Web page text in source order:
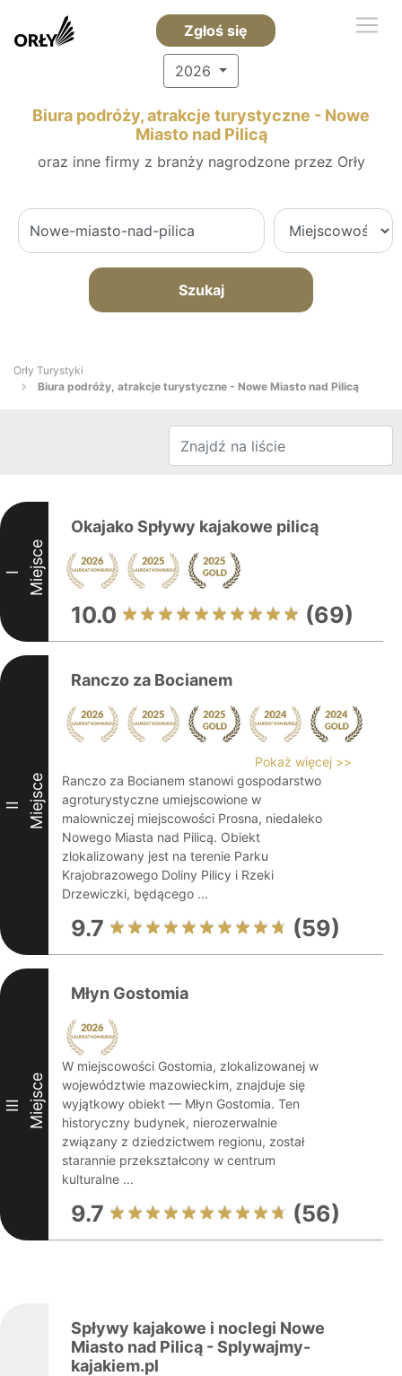
Zgłoś się
2026
Biura podróży, atrakcje turystyczne - Nowe
Miasto nad Pilicą
oraz inne firmy z branży nagrodzone przez Orły
Szukaj
Orły Turystyki
Biura podróży, atrakcje turystyczne - Nowe Miasto nad Pilicą
I Miejsce
Okajako Spływy kajakowe pilicą
10.0 (69)
II Miejsce
Ranczo za Bocianem
Pokaż więcej >>
Ranczo za Bocianem stanowi gospodarstwo
agroturystyczne umiejscowione w
malowniczej miejscowości Prosna, niedaleko
Nowego Miasta nad Pilicą. Obiekt
zlokalizowany jest na terenie Parku
Krajobrazowego Doliny Pilicy i Rzeki
Drzewiczki, będącego ...
9.7 (59)
III Miejsce
Młyn Gostomia
W miejscowości Gostomia, zlokalizowanej w
województwie mazowieckim, znajduje się
wyjątkowy obiekt — Młyn Gostomia. Ten
historyczny budynek, nierozerwalnie
związany z dziedzictwem regionu, został
starannie przekształcony w centrum
kulturalne ...
9.7 (56)
Spływy kajakowe i noclegi Nowe
Miasto nad Pilicą - Splywajmy-
kajakiem.pl